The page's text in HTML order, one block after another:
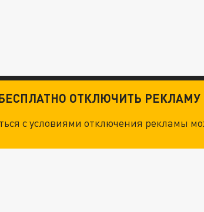
ОТКЛЮЧИТЬ РЕКЛАМУ
с условиями отключения рекламы